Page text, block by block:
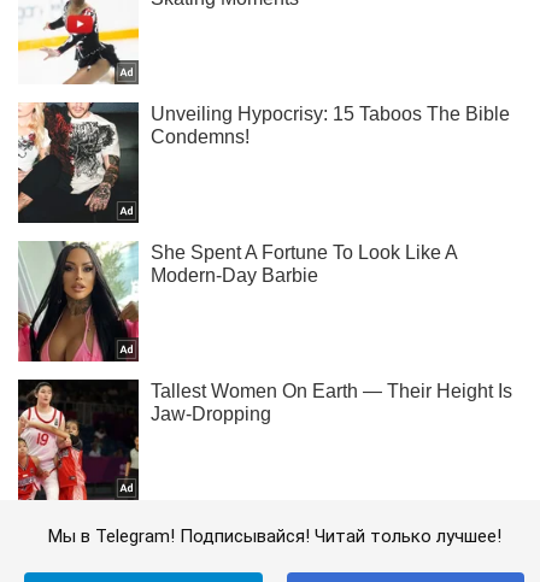
Мы в Telegram! Подписывайся! Читай только лучшее!